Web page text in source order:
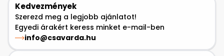
Kedvezmények
Szerezd meg a legjobb ajánlatot!
Egyedi árakért keress minket e-mail-ben
info@csavarda.hu